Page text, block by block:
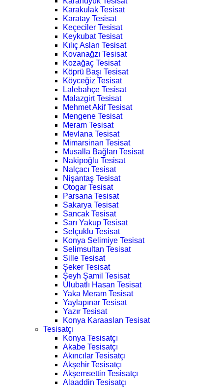
Karakulak Tesisat
Karatay Tesisat
Keçeciler Tesisat
Keykubat Tesisat
Kılıç Aslan Tesisat
Kovanağzı Tesisat
Kozağaç Tesisat
Köprü Başı Tesisat
Köyceğiz Tesisat
Lalebahçe Tesisat
Malazgirt Tesisat
Mehmet Akif Tesisat
Mengene Tesisat
Meram Tesisat
Mevlana Tesisat
Mimarsinan Tesisat
Musalla Bağları Tesisat
Nakipoğlu Tesisat
Nalçacı Tesisat
Nişantaş Tesisat
Otogar Tesisat
Parsana Tesisat
Sakarya Tesisat
Sancak Tesisat
Sarı Yakup Tesisat
Selçuklu Tesisat
Konya Selimiye Tesisat
Selimsultan Tesisat
Sille Tesisat
Şeker Tesisat
Şeyh Şamil Tesisat
Ulubatlı Hasan Tesisat
Yaka Meram Tesisat
Yaylapınar Tesisat
Yazır Tesisat
Konya Karaaslan Tesisat
Tesisatçı
Konya Tesisatçı
Akabe Tesisatçı
Akıncılar Tesisatçı
Akşehir Tesisatçı
Akşemsettin Tesisatçı
Alaaddin Tesisatçı